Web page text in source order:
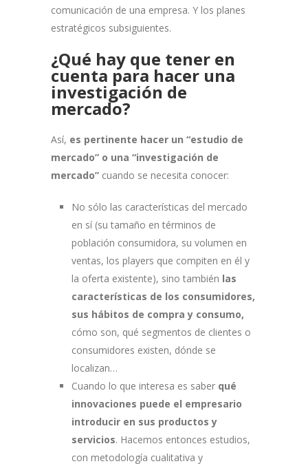
comunicación de una empresa. Y los planes
estratégicos subsiguientes.
¿Qué hay que tener en
cuenta para hacer una
investigación de
mercado?
Así, es pertinente hacer un “estudio de
mercado” o una “investigación de
mercado” cuando se necesita conocer:
No sólo las características del mercado
en sí (su tamaño en términos de
población consumidora, su volumen en
ventas, los players que compiten en él y
la oferta existente), sino también las
características de los consumidores,
sus hábitos de compra y consumo,
cómo son, qué segmentos de clientes o
consumidores existen, dónde se
localizan…
Cuando lo que interesa es saber qué
innovaciones puede el empresario
introducir en sus productos y
servicios. Hacemos entonces estudios,
con metodología cualitativa y